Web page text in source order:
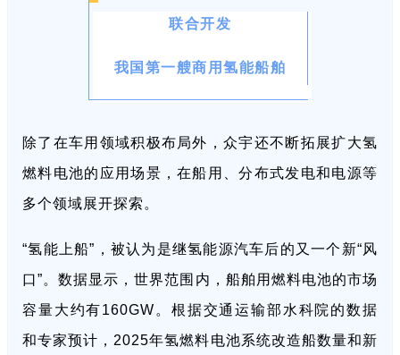
联合开发
我国第一艘商用氢能船舶
除了在车用领域积极布局外，众宇还不断拓展扩大氢
燃料电池的应用场景，在船用、分布式发电和电源等
多个领域展开探索。
“氢能上船”，被认为是继氢能源汽车后的又一个新“风
口”。数据显示，世界范围内，船舶用燃料电池的市场
容量大约有160GW。根据交通运输部水科院的数据
和专家预计，2025年氢燃料电池系统改造船数量和新